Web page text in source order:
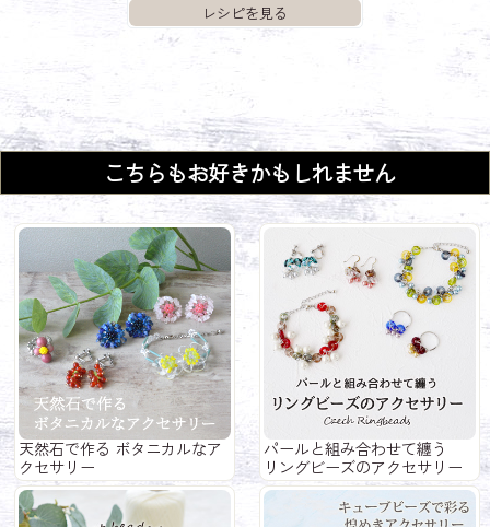
こちらもお好きかもしれません
天然石で作る ボタニカルなア
クセサリー
パールと組み合わせて纏う
リングビーズのアクセサリー